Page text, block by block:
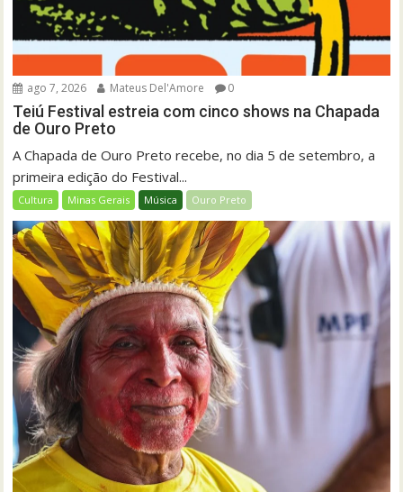
ago 7, 2026 Mateus Del'Amore 0
Teiú Festival estreia com cinco shows na Chapada
de Ouro Preto
A Chapada de Ouro Preto recebe, no dia 5 de setembro, a
primeira edição do Festival...
Cultura Minas Gerais Música Ouro Preto